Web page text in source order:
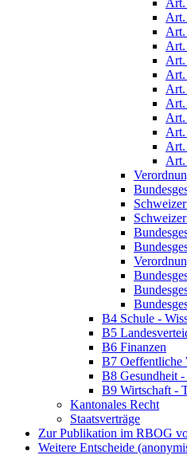
Art.
Art.
Art.
Art.
Art.
Art.
Art.
Art.
B4 Schule -
B5
B6 Finanzen
B7 Oeffentliche
B8 Gesundheit
B9 Wirtschaft -
Kantonales Recht
Staatsverträge
Zur Publikation im RBOG
Weitere Entscheide